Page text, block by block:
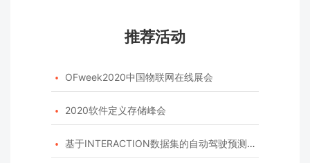
推荐活动
 OFweek2020中国物联网在线展会
 2020软件定义存储峰会
 基于INTERACTION数据集的自动驾驶预测模型挑战赛